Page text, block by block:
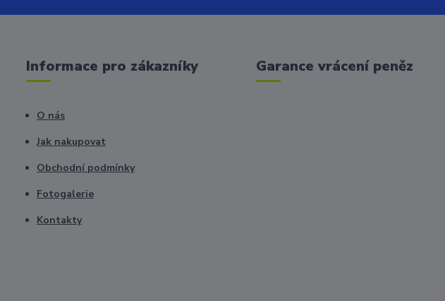
Informace pro zákazníky
O nás
Jak nakupovat
Obchodní podmínky
Fotogalerie
Kontakty
Garance vrácení peněz